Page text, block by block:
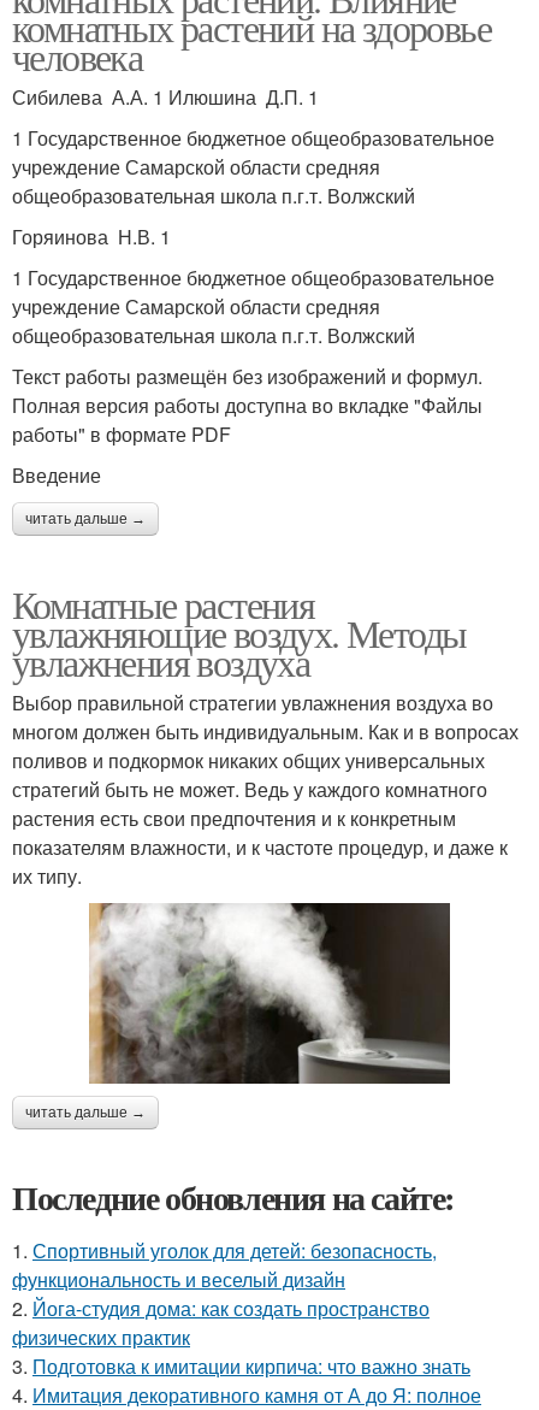
комнатных растений на здоровье
человека
Сибилева А.А. 1 Илюшина Д.П. 1
1 Государственное бюджетное общеобразовательное
учреждение Самарской области средняя
общеобразовательная школа п.г.т. Волжский
Горяинова Н.В. 1
1 Государственное бюджетное общеобразовательное
учреждение Самарской области средняя
общеобразовательная школа п.г.т. Волжский
Текст работы размещён без изображений и формул.
Полная версия работы доступна во вкладке "Файлы
работы" в формате PDF
Введение
читать дальше →
Комнатные растения
увлажняющие воздух. Методы
увлажнения воздуха
Выбор правильной стратегии увлажнения воздуха во
многом должен быть индивидуальным. Как и в вопросах
поливов и подкормок никаких общих универсальных
стратегий быть не может. Ведь у каждого комнатного
растения есть свои предпочтения и к конкретным
показателям влажности, и к частоте процедур, и даже к
их типу.
читать дальше →
Последние обновления на сайте:
1. Спортивный уголок для детей: безопасность,
функциональность и веселый дизайн
2. Йога-студия дома: как создать пространство
физических практик
3. Подготовка к имитации кирпича: что важно знать
4. Имитация декоративного камня от А до Я: полное